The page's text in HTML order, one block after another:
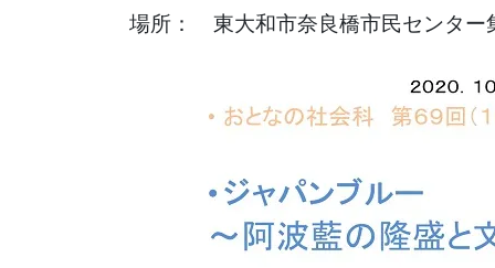
場所： 東大和市奈良橋市民センター